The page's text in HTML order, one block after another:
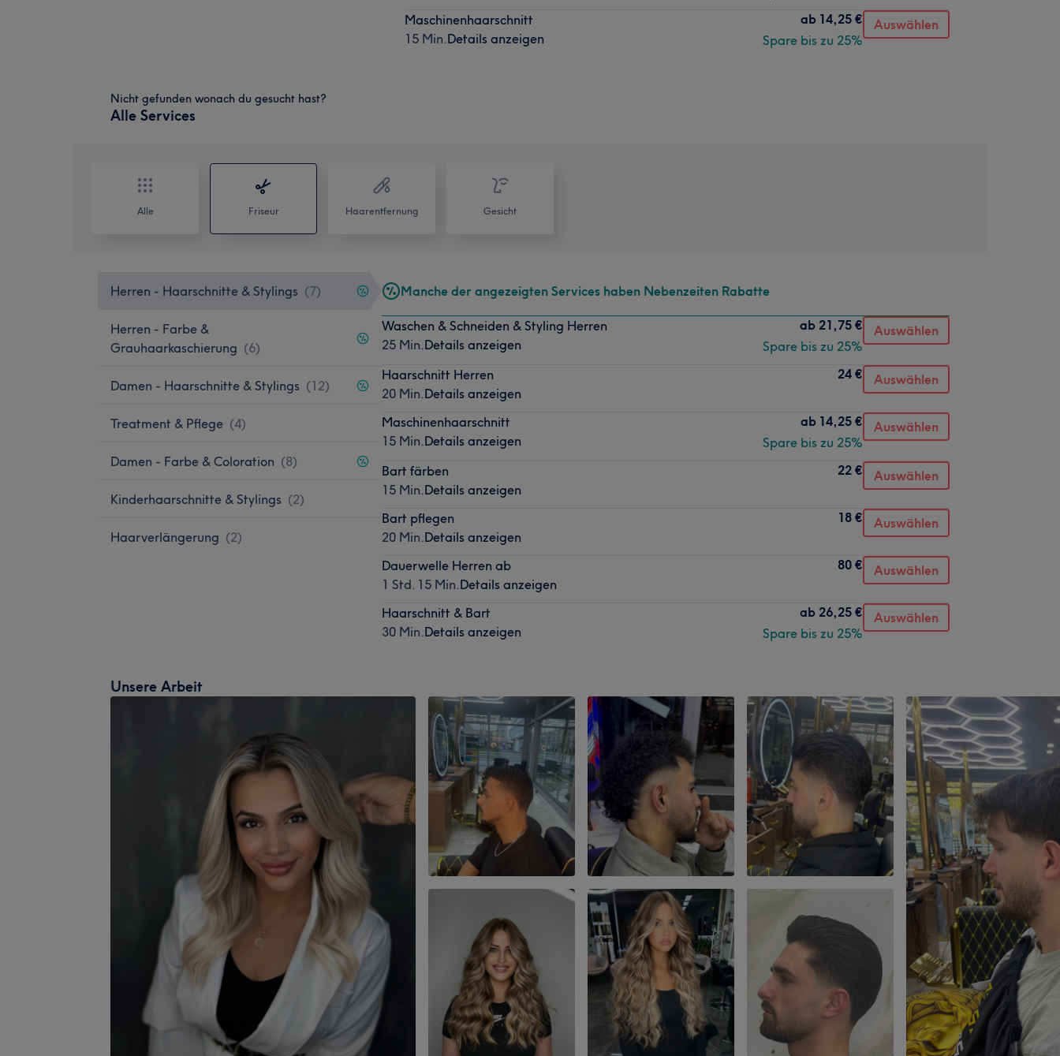
Maschinenhaarschnitt
15 Min.Details anzeigen
ab 14,25 €
Spare bis zu 25%
Auswählen
Nicht gefunden wonach du gesucht hast?
Alle Services
Alle Friseur Haarentfernung Gesicht
Herren - Haarschnitte & Stylings (7)
Herren - Farbe &
Grauhaarkaschierung (6)
Damen - Haarschnitte & Stylings (12)
Treatment & Pflege (4)
Damen - Farbe & Coloration (8)
Kinderhaarschnitte & Stylings (2)
Haarverlängerung (2)
Manche der angezeigten Services haben Nebenzeiten Rabatte
Waschen & Schneiden & Styling Herren
25 Min.Details anzeigen
ab 21,75 €
Spare bis zu 25%
Auswählen
Haarschnitt Herren
20 Min.Details anzeigen
24 € Auswählen
Maschinenhaarschnitt
15 Min.Details anzeigen
ab 14,25 €
Spare bis zu 25%
Auswählen
Bart färben
15 Min.Details anzeigen
22 € Auswählen
Bart pflegen
20 Min.Details anzeigen
18 € Auswählen
Dauerwelle Herren ab
1 Std. 15 Min.Details anzeigen
80 € Auswählen
Haarschnitt & Bart
30 Min.Details anzeigen
ab 26,25 €
Spare bis zu 25%
Auswählen
Unsere Arbeit